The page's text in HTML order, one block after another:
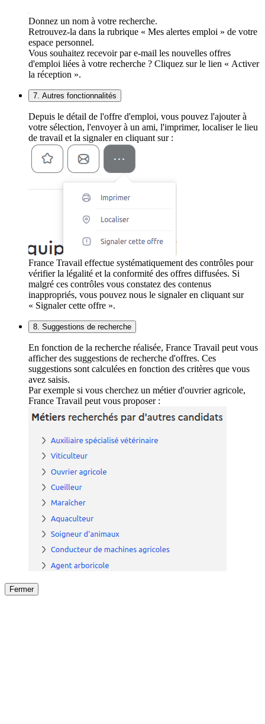
Donnez un nom à votre recherche.
Retrouvez-la dans la rubrique « Mes alertes emploi » de votre
espace personnel.
Vous souhaitez recevoir par e-mail les nouvelles offres
d'emploi liées à votre recherche ? Cliquez sur le lien « Activer
la réception ».
7. Autres fonctionnalités
Depuis le détail de l'offre d'emploi, vous pouvez l'ajouter à
votre sélection, l'envoyer à un ami, l'imprimer, localiser le lieu
de travail et la signaler en cliquant sur :
France Travail effectue systématiquement des contrôles pour
vérifier la légalité et la conformité des offres diffusées. Si
malgré ces contrôles vous constatez des contenus
inappropriés, vous pouvez nous le signaler en cliquant sur
« Signaler cette offre ».
8. Suggestions de recherche
En fonction de la recherche réalisée, France Travail peut vous
afficher des suggestions de recherche d'offres. Ces
suggestions sont calculées en fonction des critères que vous
avez saisis.
Par exemple si vous cherchez un métier d'ouvrier agricole,
France Travail peut vous proposer :
Fermer